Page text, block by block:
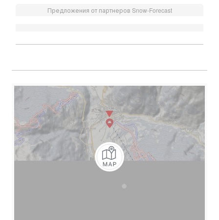
Предложения от партнеров Snow-Forecast